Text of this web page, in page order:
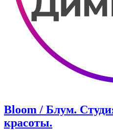
Bloom / Блум.
красоты.